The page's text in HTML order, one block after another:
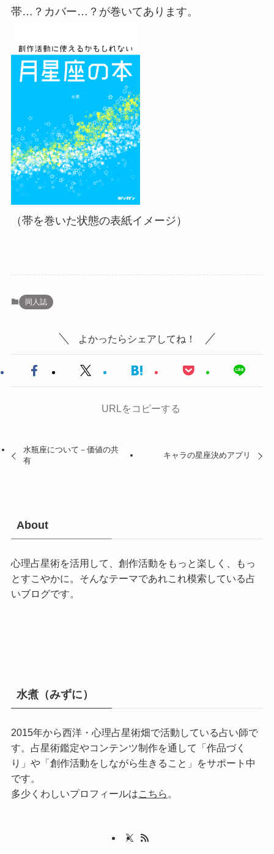
帯…？カバー…？が巻いてあります。
（帯を巻いた状態の表紙イメージ）
同人誌
よかったらシェアしてね！
URLをコピーする
水瓶座について－価値の共
有
キャラの星座決めアプリ
About
心理占星術を活用して、創作活動をもっと楽しく、もっ
とすこやかに。そんなテーマであれこれ模索している占
いブログです。
水煮（みずに）
2015年から西洋・心理占星術畑で活動している占い師で
す。占星術鑑定やコンテンツ制作を通して「作品づく
り」や「創作活動をしながら生きること」をサポート中
です。
多少くわしいプロフィールはこちら 。